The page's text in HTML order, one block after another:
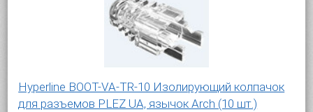
Hyperline BOOT-VA-TR-10 Изолирующий колпачок
для разъемов PLEZ UA, язычок Arch (10 шт.)